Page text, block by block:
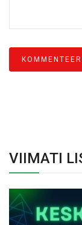
VIIMATI